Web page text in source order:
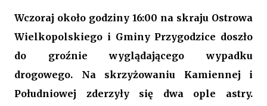
Wczoraj około godziny 16:00 na skraju Ostrowa
Wielkopolskiego i Gminy Przygodzice doszło
do groźnie wyglądającego wypadku
drogowego. Na skrzyżowaniu Kamiennej i
Południowej zderzyły się dwa ople astry.